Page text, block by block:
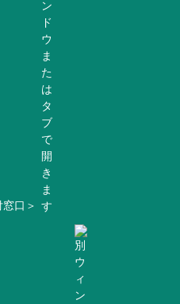
口＞